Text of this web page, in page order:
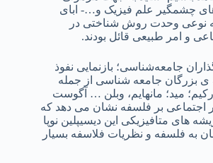
چشمگیر علم فیزیک و…- ابای
نوعی وحدت روش شناختی در
و امر طبیعی قائل بودند.
جامعه‌شناسی؛ بازنمایی نفوذ
ی بزرگان جامعه شناسی از جمله
مید؛ مانهایم، وبلن … آگوست
اجتماعی بر فلسفه نشان می دهد که
های متافیزیکی این دیسیپلین نوپا
به فلسفه و نظریات فلاسفه بسیار